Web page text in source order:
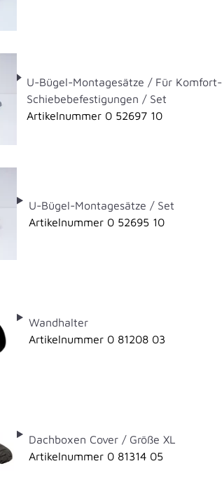
U-Bügel-Montagesätze / Für Komfort-
Schiebebefestigungen / Set
Artikelnummer 0 52697 10
U-Bügel-Montagesätze / Set
Artikelnummer 0 52695 10
Wandhalter
Artikelnummer 0 81208 03
Dachboxen Cover / Größe XL
Artikelnummer 0 81314 05